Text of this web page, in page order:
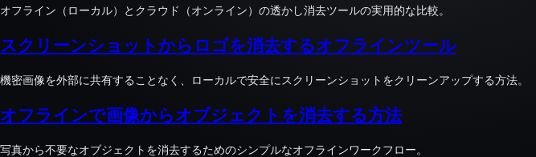
オフライン（ローカル）とクラウド（オンライン）の透かし消去ツールの実用的な比較。
スクリーンショットからロゴを消去するオフラインツール
機密画像を外部に共有することなく、ローカルで安全にスクリーンショットをクリーンアップする方法。
オフラインで画像からオブジェクトを消去する方法
写真から不要なオブジェクトを消去するためのシンプルなオフラインワークフロー。